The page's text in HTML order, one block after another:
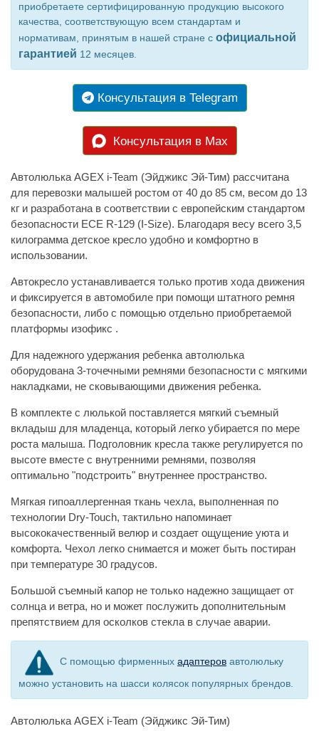
приобретаете сертифицированную продукцию высокого
качества, соответствующую всем стандартам и
нормативам, принятым в нашей стране с официальной
гарантией 12 месяцев.
Консультация в Telegram
Консультация в Max
Автолюлька AGEX i-Team (Эйджикс Эй-Тим) рассчитана
для перевозки малышей ростом от 40 до 85 см, весом до 13
кг и разработана в соответствии с европейским стандартом
безопасности ECE R-129 (I-Size). Благодаря весу всего 3,5
килограмма детское кресло удобно и комфортно в
использовании.
Автокресло устанавливается только против хода движения
и фиксируется в автомобиле при помощи штатного ремня
безопасности, либо с помощью отдельно приобретаемой
платформы изофикс .
Для надежного удержания ребенка автолюлька
оборудована 3-точечными ремнями безопасности с мягкими
накладками, не сковывающими движения ребенка.
В комплекте с люлькой поставляется мягкий съемный
вкладыш для младенца, который легко убирается по мере
роста малыша. Подголовник кресла также регулируется по
высоте вместе с внутренними ремнями, позволяя
оптимально "подстроить" внутреннее пространство.
Мягкая гипоаллергенная ткань чехла, выполненная по
технологии Dry-Touch, тактильно напоминает
высококачественный велюр и создает ощущение уюта и
комфорта. Чехол легко снимается и может быть постиран
при температуре 30 градусов.
Большой съемный капор не только надежно защищает от
солнца и ветра, но и может послужить дополнительным
препятствием для осколков стекла в случае аварии.
С помощью фирменных адаптеров автолюльку
можно установить на шасси колясок популярных брендов.
Автолюлька AGEX i-Team (Эйджикс Эй-Тим)